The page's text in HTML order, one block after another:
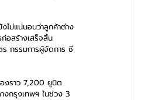
ไม่แน่นอนว่าลูกค้าต่าง
ก่อสร้างเสร็จสิ้น
ร กรรมการผู้จัดการ ซี
องราว 7,200 ยูนิต
งกรุงเทพฯ ในช่วง 3